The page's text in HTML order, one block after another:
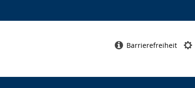
Barrierefreiheit